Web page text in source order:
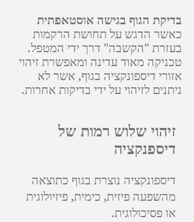
בדיקת הגוף בגישה אוסטאפתית
כאשר הדגש על תחושת הרקמות
בעזרת "הקשבה" דרך ידי המטפל.
טכניקה מאוד עדינה ומאפשרת זיהוי
אזורי דיספונקציה בגוף, אשר לא
ניתנים לזיהוי על ידי בדיקות אחרות.
זיהוי שלוש רמות של
דיספנקציה
דיספונקציה נוצרת בגוף כתוצאה
מהשפעה פיזית, כימית, פיזיולוגית
או פסיכולוגית.